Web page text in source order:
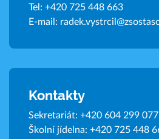
Tel: +420 725 448 663
E-mail:
Kontakty
Sekretariát: +420 604 299 077
Školní jídelna: +420 725 448